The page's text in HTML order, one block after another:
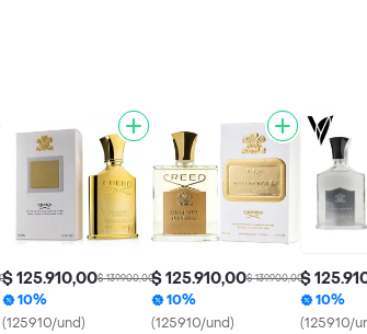
$ 125.910,00$ 139.900,00
10%
(125910/und)
$ 125.910,00$ 139.900,00
10%
(125910/und)
$
10%
(125910/